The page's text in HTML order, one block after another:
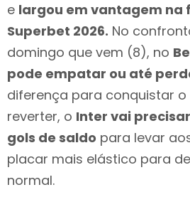
e largou em vantagem na
Superbet 2026. No
domingo que vem (8), no
pode empatar ou até
diferença para conquistar o
reverter, o Inter vai
gols de saldo para levar
placar mais elástico para
normal.